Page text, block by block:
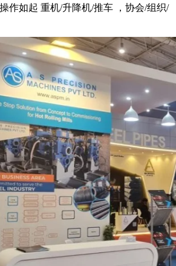
作如起 重机/升降机/推车 ，协会/组织/